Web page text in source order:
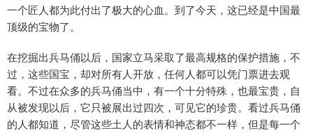
一个匠人都为此付出了极大的心血。到了今天，这已经是中国最
顶级的宝物了。
在挖掘出兵马俑以后，国家立马采取了最高规格的保护措施，不
过，这些国宝，却对所有人开放，任何人都可以凭门票进去观
看。不过在众多的兵马俑当中，有一个十分特殊，也最宝贵，自
从被发现以后，它只被展出过四次，可见它的珍贵。看过兵马俑
的人都知道，尽管这些土人的表情和神态都不一样，但是每一个